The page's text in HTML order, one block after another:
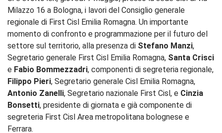
Milazzo 16 a Bologna, i lavori del Consiglio generale
regionale di First Cisl Emilia Romagna. Un importante
momento di confronto e programmazione per il futuro del
settore sul territorio, alla presenza di Stefano Manzi,
Segretario generale First Cisl Emilia Romagna, Santa Crisci
e Fabio Bommezzadri, componenti di segreteria regionale,
Filippo Pieri, Segretario generale Cisl Emilia Romagna,
Antonio Zanelli, Segretario nazionale First Cisl, e Cinzia
Bonsetti, presidente di giornata e già componente di
segreteria First Cisl Area metropolitana bolognese e
Ferrara.